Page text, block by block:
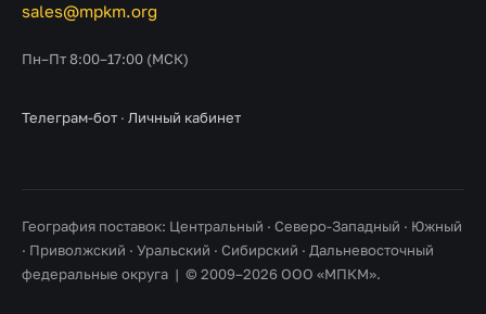
sales@mpkm.org
Пн–Пт 8:00–17:00 (МСК)
Телеграм-бот · Личный кабинет
География поставок: Центральный · Северо-Западный · Южный
· Приволжский · Уральский · Сибирский · Дальневосточный
федеральные округа | © 2009–2026 ООО «МПКМ».